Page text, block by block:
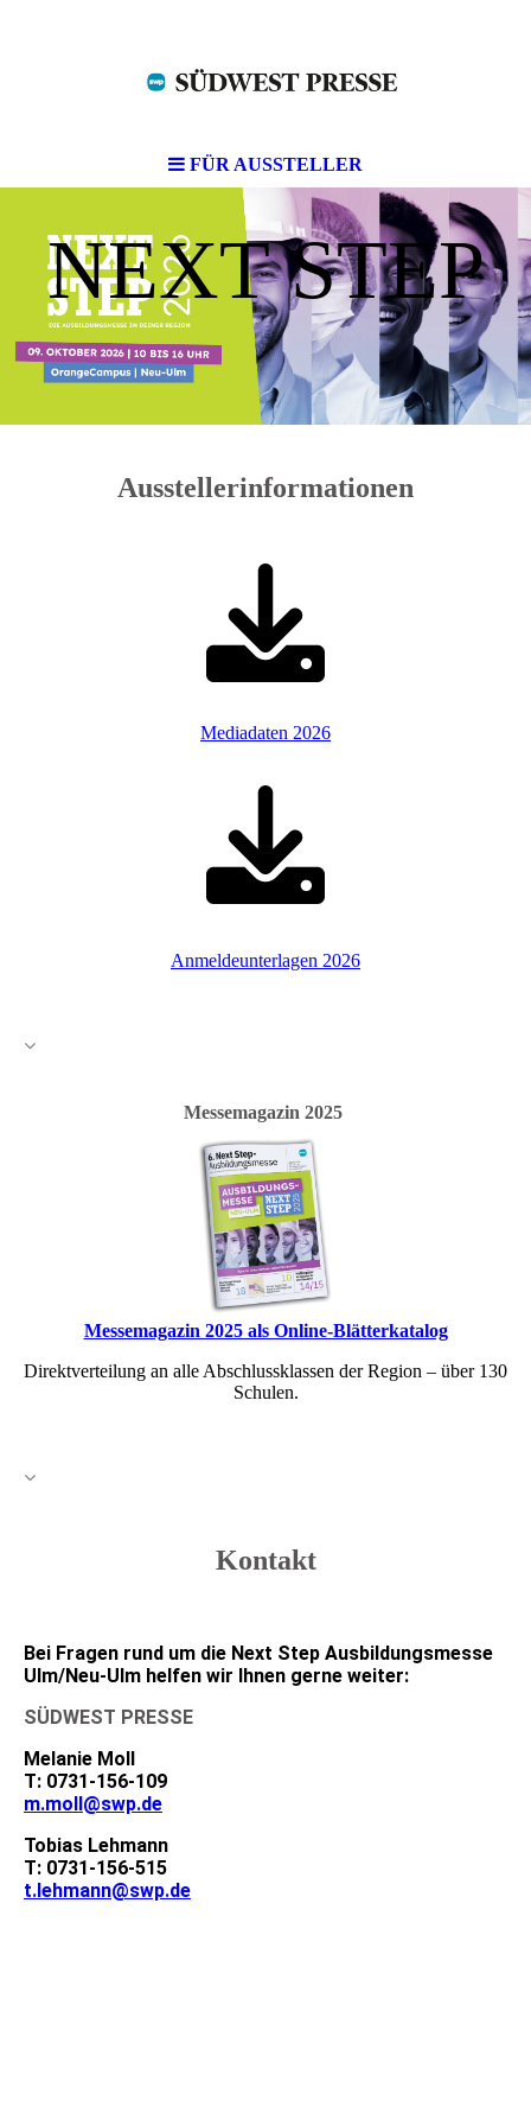
FÜR AUSSTELLER
NEXT STEP
Ausstellerinformationen
Mediadaten 2026
Anmeldeunterlagen 2026
Messemagazin 2025
Messemagazin 2025 als Online-Blätterkatalog
Direktverteilung an alle Abschlussklassen der Region – über 130
Schulen.
Kontakt
Bei Fragen rund um die Next Step Ausbildungsmesse
Ulm/Neu-Ulm helfen wir Ihnen gerne weiter:
SÜDWEST PRESSE
Melanie Moll
T: 0731-156-109
m.moll@swp.de
Tobias Lehmann
T: 0731-156-515
t.lehmann@swp.de